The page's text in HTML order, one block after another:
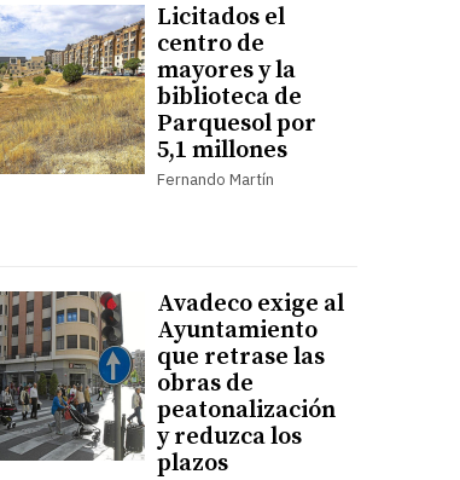
Licitados el
centro de
mayores y la
biblioteca de
Parquesol por
5,1 millones
Fernando Martín
Avadeco exige al
Ayuntamiento
que retrase las
obras de
peatonalización
y reduzca los
plazos